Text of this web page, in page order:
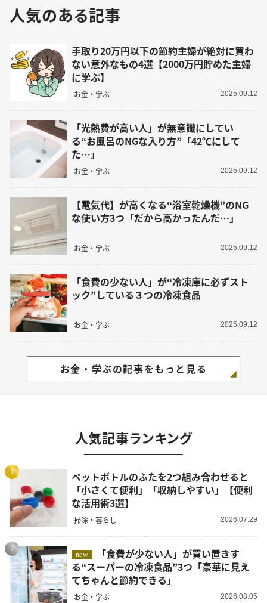
人気のある記事
手取り20万円以下の節約主婦が絶対に買わ
ない意外なもの4選【2000万円貯めた主婦
に学ぶ】
お金・学ぶ 2025.09.12
「光熱費が高い人」が無意識にしてい
る“お風呂のNGな入り方”「42℃にして
た…」
お金・学ぶ 2025.09.12
【電気代】が高くなる“浴室乾燥機”のNG
な使い方3つ「だから高かったんだ…」
お金・学ぶ 2025.09.12
「食費の少ない人」が“冷凍庫に必ずスト
ック”している３つの冷凍食品
お金・学ぶ 2025.09.12
お金・学ぶの記事をもっと見る
人気記事ランキング
1
ペットボトルのふたを2つ組み合わせると
「小さくて便利」「収納しやすい」【便利
な活用術3選】
掃除・暮らし 2026.07.29
2
new
る“スーパーの冷凍食品”3つ「豪華に見え
てちゃんと節約できる」
お金・学ぶ 2026.08.05